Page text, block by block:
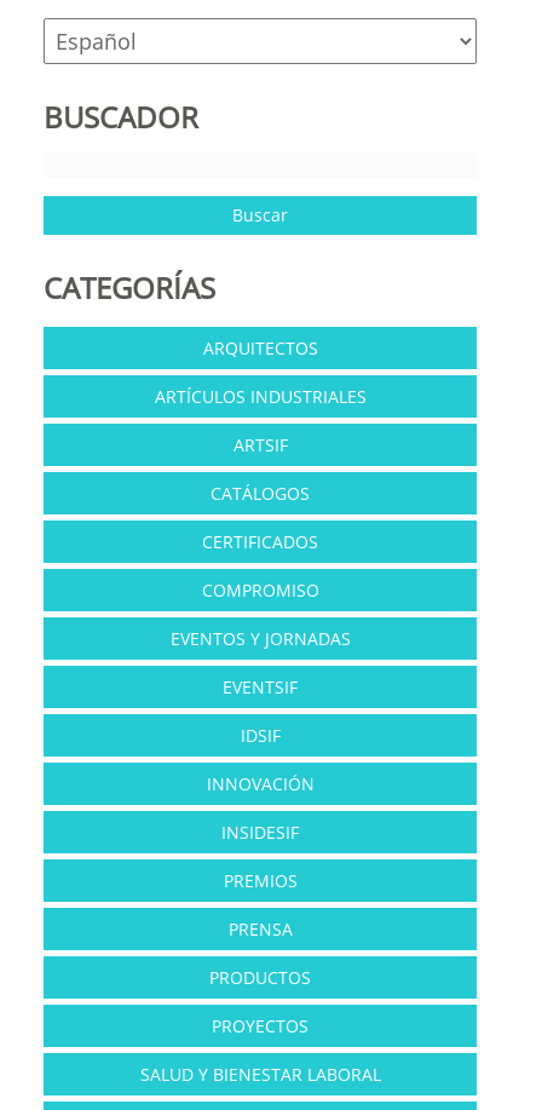
BUSCADOR
CATEGORÍAS
ARQUITECTOS
ARTÍCULOS INDUSTRIALES
ARTSIF
CATÁLOGOS
CERTIFICADOS
COMPROMISO
EVENTOS Y JORNADAS
EVENTSIF
IDSIF
INNOVACIÓN
INSIDESIF
PREMIOS
PRENSA
PRODUCTOS
PROYECTOS
SALUD Y BIENESTAR LABORAL